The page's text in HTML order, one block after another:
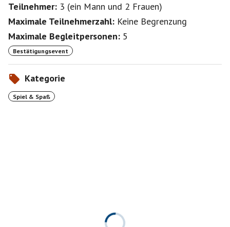
Teilnehmer: 3 (ein Mann und 2 Frauen)
Maximale Teilnehmerzahl: Keine Begrenzung
Maximale Begleitpersonen: 5
Bestätigungsevent
Kategorie
Spiel & Spaß